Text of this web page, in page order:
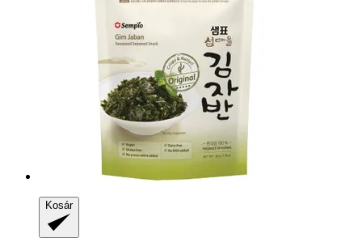
Kosár